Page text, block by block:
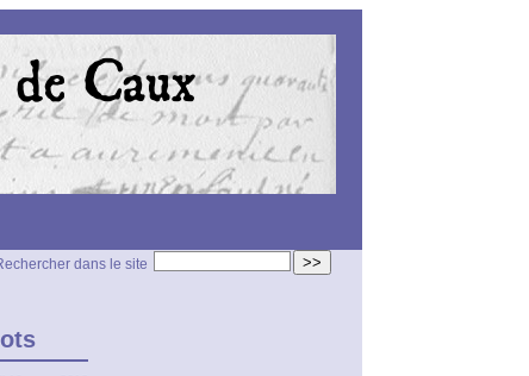
>>
dans le site